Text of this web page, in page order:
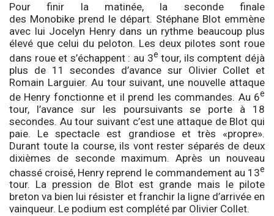
Pour finir la matinée, la seconde finale
des Monobike prend le départ. Stéphane Blot emmène
avec lui Jocelyn Henry dans un rythme beaucoup plus
élevé que celui du peloton. Les deux pilotes sont roue
dans roue et s’échappent : au 3e tour, ils comptent déjà
plus de 11 secondes d’avance sur Olivier Collet et
Romain Larguier. Au tour suivant, une nouvelle attaque
de Henry fonctionne et il prend les commandes. Au 6e
tour, l’avance sur les poursuivants se porte à 18
secondes. Au tour suivant c’est une attaque de Blot qui
paie. Le spectacle est grandiose et très «propre».
Durant toute la course, ils vont rester séparés de deux
dixièmes de seconde maximum. Après un nouveau
chassé croisé, Henry reprend le commandement au 13e
tour. La pression de Blot est grande mais le pilote
breton va bien lui résister et franchir la ligne d’arrivée en
vainqueur. Le podium est complété par Olivier Collet.